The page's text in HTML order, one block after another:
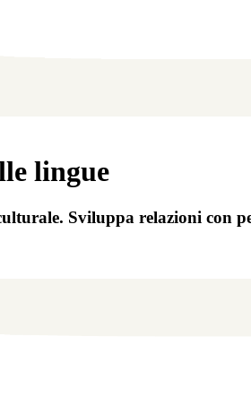
lingue
Sviluppa relazioni con